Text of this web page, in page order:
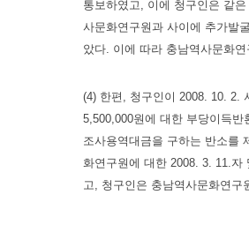
통보하였고, 이에 청구인은 같
사문화연구원과 사이에 추가발
았다. 이에 따라 충남역사문화
(4) 한편, 청구인이 2008. 10. 2.
5,500,000원에 대한 부당이득
조사용역대금을 구하는 반소를
화연구원에 대한 2008. 3. 11.자
고, 청구인은 충남역사문화연구